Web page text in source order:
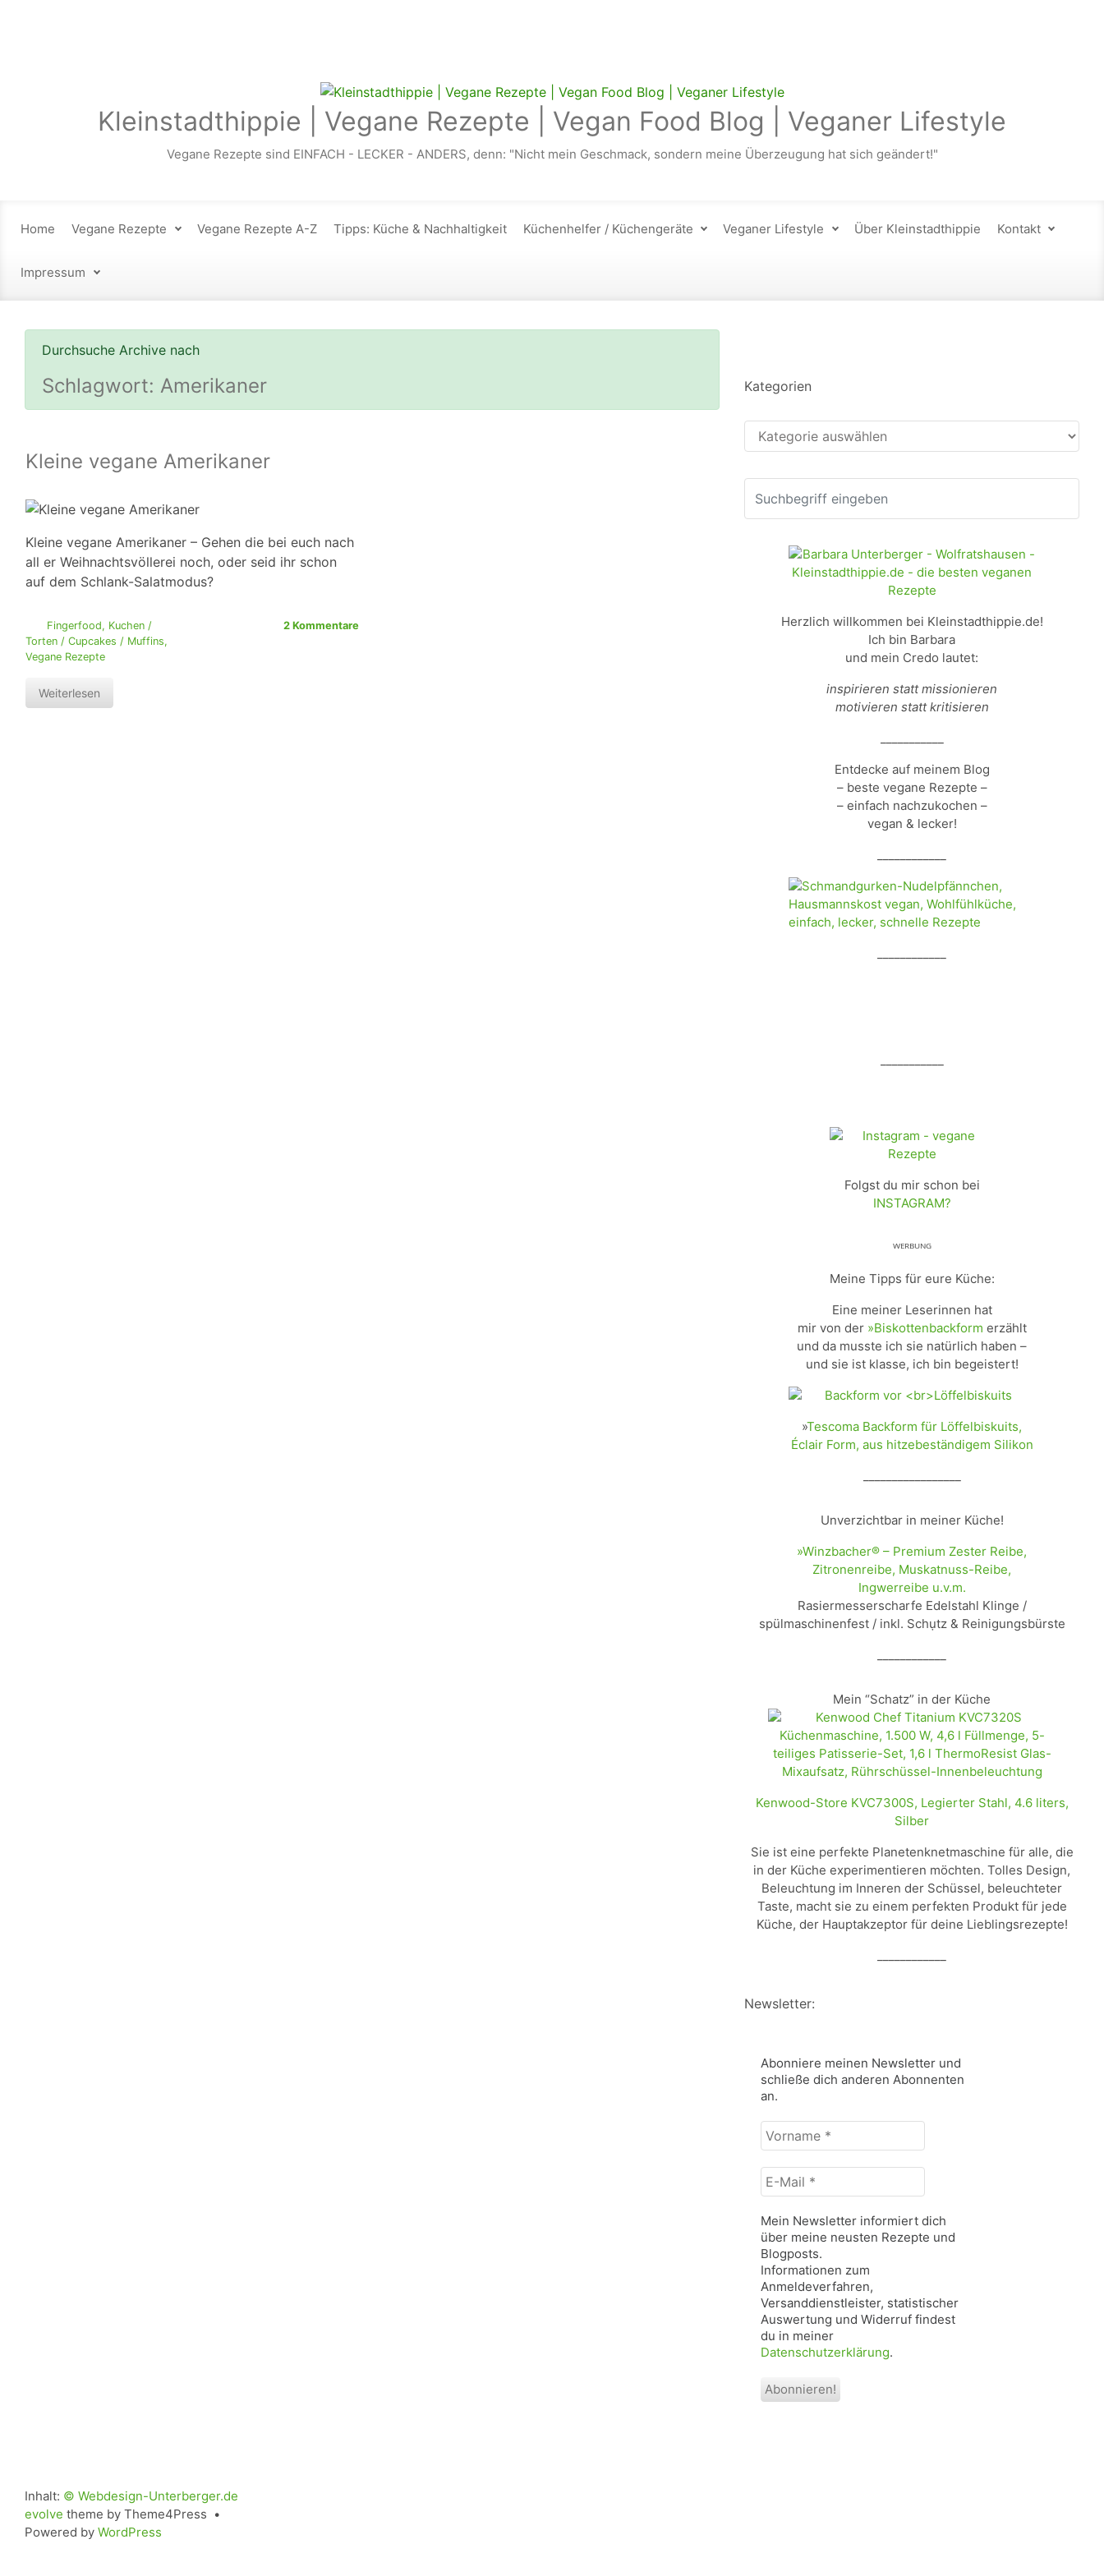
Kleinstadthippie | Vegane Rezepte | Vegan Food Blog | Veganer Lifestyle
Vegane Rezepte sind EINFACH - LECKER - ANDERS, denn: "Nicht mein Geschmack, sondern meine Überzeugung hat sich geändert!"
Home Vegane Rezepte Vegane Rezepte A-Z Tipps: Küche & Nachhaltigkeit Küchenhelfer / Küchengeräte Veganer Lifestyle Über Kleinstadthippie Kontakt
Impressum
Durchsuche Archive nach
Schlagwort: Amerikaner
Kleine vegane Amerikaner
Kleine vegane Amerikaner – Gehen die bei euch nach
all er Weihnachtsvöllerei noch, oder seid ihr schon
auf dem Schlank-Salatmodus?
Fingerfood, Kuchen /
Torten / Cupcakes / Muffins,
Vegane Rezepte
2 Kommentare
Weiterlesen
Kategorien
Kategorien
Herzlich willkommen bei Kleinstadthippie.de!
Ich bin Barbara
und mein Credo lautet:
inspirieren statt missionieren
motivieren statt kritisieren
Entdecke auf meinem Blog
– beste vegane Rezepte –
– einfach nachzukochen –
vegan & lecker!
Folgst du mir schon bei
INSTAGRAM?
ᵂᴱᴿᴮᵁᴺᴳ
Meine Tipps für eure Küche:
Eine meiner Leserinnen hat
mir von der »Biskottenbackform erzählt
und da musste ich sie natürlich haben –
und sie ist klasse, ich bin begeistert!
»Tescoma Backform für Löffelbiskuits,
Éclair Form, aus hitzebeständigem Silikon
Unverzichtbar in meiner Küche!
»Winzbacher® – Premium Zester Reibe,
Zitronenreibe, Muskatnuss-Reibe,
Ingwerreibe u.v.m.
Rasiermesserscharfe Edelstahl Klinge /
spülmaschinenfest / inkl. Schụtz & Reinigungsbürste
Mein “Schatz” in der Küche
Kenwood-Store KVC7300S, Legierter Stahl, 4.6 liters,
Silber
Sie ist eine perfekte Planetenknetmaschine für alle, die
in der Küche experimentieren möchten. Tolles Design,
Beleuchtung im Inneren der Schüssel, beleuchteter
Taste, macht sie zu einem perfekten Produkt für jede
Küche, der Hauptakzeptor für deine Lieblingsrezepte!
Newsletter:
Abonniere meinen Newsletter und
schließe dich anderen Abonnenten
an.
Vorname
E-
Mail
Mein Newsletter informiert dich
über meine neusten Rezepte und
Blogposts.
Informationen zum
Anmeldeverfahren,
Versanddienstleister, statistischer
Auswertung und Widerruf findest
du in meiner
Datenschutzerklärung.
Inhalt: © Webdesign-Unterberger.de
evolve theme by Theme4Press •
Powered by WordPress